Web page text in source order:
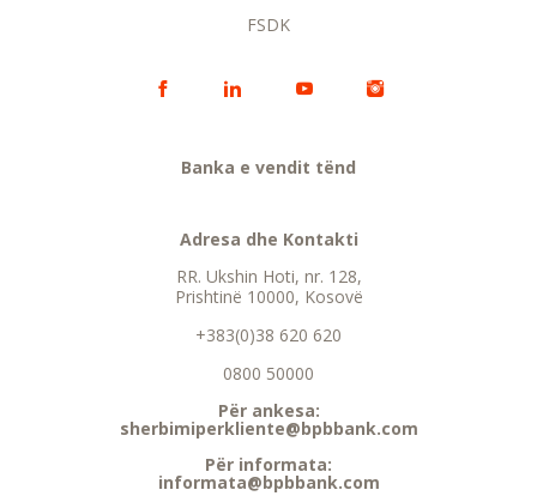
FSDK
Banka e vendit tënd
Adresa dhe Kontakti
RR. Ukshin Hoti, nr. 128,
Prishtinë 10000, Kosovë
+383(0)38 620 620
0800 50000
Për ankesa:
sherbimiperkliente@bpbbank.com
Për informata:
informata@bpbbank.com